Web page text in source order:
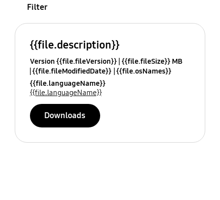
Filter
{{file.description}}
Version {{file.fileVersion}} {{file.fileSize}} MB
{{file.fileModifiedDate}} {{file.osNames}}
{{file.languageName}}
{{file.languageName}}
Downloads